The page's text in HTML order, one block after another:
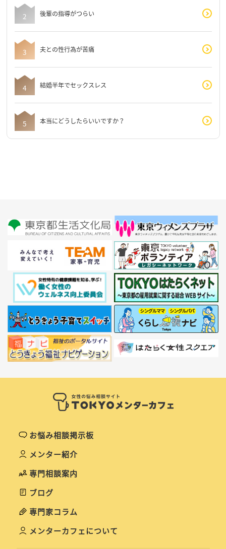
後輩の指導がつらい
夫との性行為が苦痛
結婚半年でセックスレス
本当にどうしたらいいですか？
お悩み相談掲示板
メンター紹介
専門相談案内
ブログ
専門家コラム
メンターカフェについて